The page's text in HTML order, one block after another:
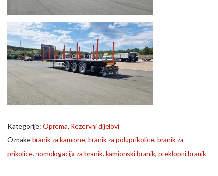
Kategorije: Oprema, Rezervni dijelovi
Oznakebranik za kamione, branik za poluprikolice, branik za
prikolice, homologacija za branik, kamionski branik, preklopni branik